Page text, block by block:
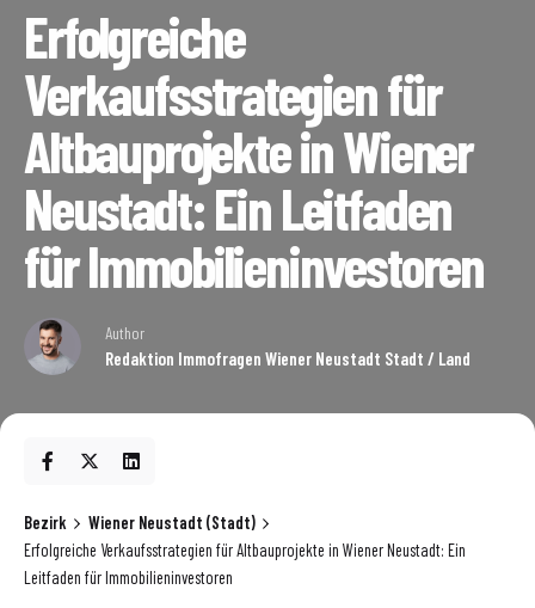
Erfolgreiche
Verkaufsstrategien für
Altbauprojekte in Wiener
Neustadt: Ein Leitfaden
für Immobilieninvestoren
Author
Redaktion Immofragen Wiener Neustadt Stadt / Land
Bezirk
Wiener Neustadt (Stadt)
Erfolgreiche Verkaufsstrategien für Altbauprojekte in Wiener Neustadt: Ein
Leitfaden für Immobilieninvestoren